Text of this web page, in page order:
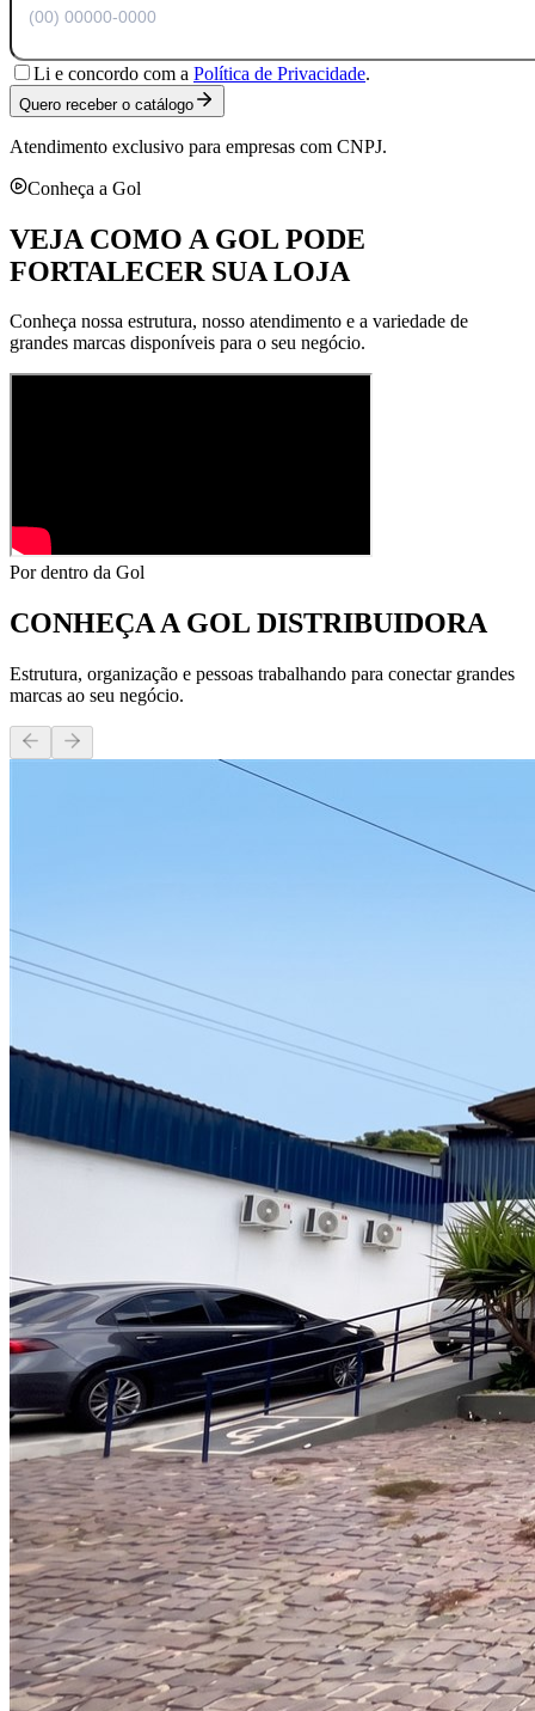
Li e concordo com a Política de Privacidade.
Quero receber o catálogo
Atendimento exclusivo para empresas com CNPJ.
Conheça a Gol
VEJA COMO A GOL PODE
FORTALECER SUA LOJA
Conheça nossa estrutura, nosso atendimento e a variedade de
grandes marcas disponíveis para o seu negócio.
Por dentro da Gol
CONHEÇA AGOL DISTRIBUIDORA
Estrutura, organização e pessoas trabalhando para conectar grandes
marcas ao seu negócio.